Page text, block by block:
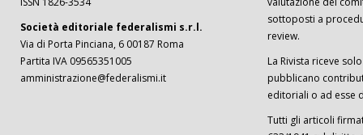
Società editoriale federalismi s.r.l.
Via di Porta Pinciana, 6 00187 Roma
Partita IVA 09565351005
amministrazione@federalismi.it
sottoposti a
review.
La Rivista riceve
pubblicano
editoriali o ad esse
Tutti gli articoli